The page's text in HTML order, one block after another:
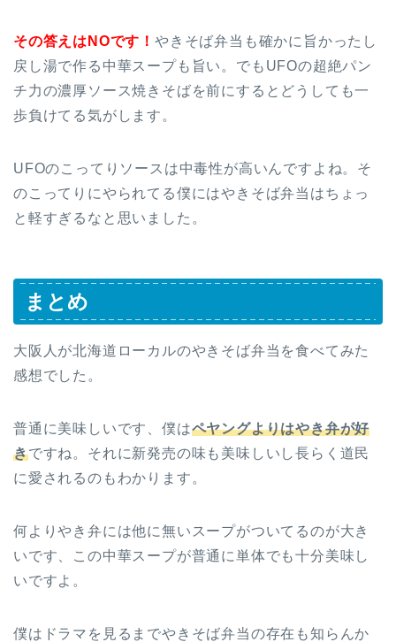
その答えはNOです！ やきそば弁当も確かに旨かったし
戻し湯で作る中華スープも旨い。でもUFOの超絶パン
チ力の濃厚ソース焼きそばを前にするとどうしても一
歩負けてる気がします。
UFOのこってりソースは中毒性が高いんですよね。そ
のこってりにやられてる僕にはやきそば弁当はちょっ
と軽すぎるなと思いました。
まとめ
大阪人が北海道ローカルのやきそば弁当を食べてみた
感想でした。
普通に美味しいです、僕はペヤングよりはやき弁が好
きですね。それに新発売の味も美味しいし長らく道民
に愛されるのもわかります。
何よりやき弁には他に無いスープがついてるのが大き
いです、この中華スープが普通に単体でも十分美味し
いですよ。
僕はドラマを見るまでやきそば弁当の存在も知らんか